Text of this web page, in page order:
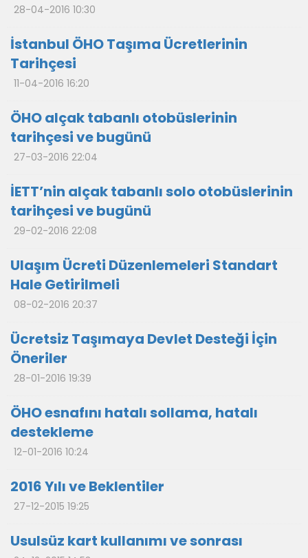
28-04-2016 10:30
İstanbul ÖHO Taşıma Ücretlerinin
Tarihçesi
11-04-2016 16:20
ÖHO alçak tabanlı otobüslerinin
tarihçesi ve bugünü
27-03-2016 22:04
İETT’nin alçak tabanlı solo otobüslerinin
tarihçesi ve bugünü
29-02-2016 22:08
Ulaşım Ücreti Düzenlemeleri Standart
Hale Getirilmeli
08-02-2016 20:37
Ücretsiz Taşımaya Devlet Desteği İçin
Öneriler
28-01-2016 19:39
ÖHO esnafını hatalı sollama, hatalı
destekleme
12-01-2016 10:24
2016 Yılı ve Beklentiler
27-12-2015 19:25
Usulsüz kart kullanımı ve sonrası